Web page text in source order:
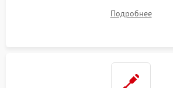
или поврежденной резиновой
Подробнее